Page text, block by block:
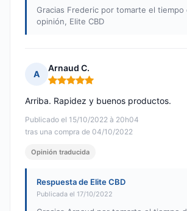
Gracias Frederic por tomarte el tiempo
opinión, Elite CBD
A
Arnaud C.
Nota: 5 de 5
Publicado el 15/10/2022 à 20h04
tras una compra de 04/10/2022
Arriba. Rapidez y buenos productos.
Opinión traducida
Respuesta de Elite CBD
Publicada el 17/10/2022